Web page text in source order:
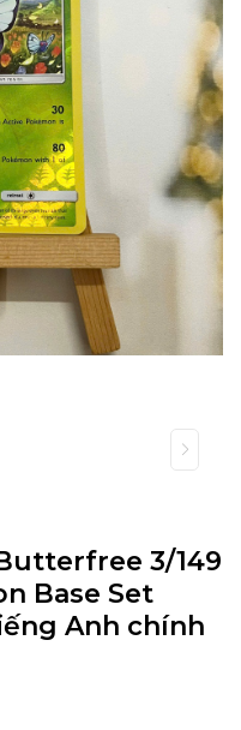
3/149
Base Set
Anh chính